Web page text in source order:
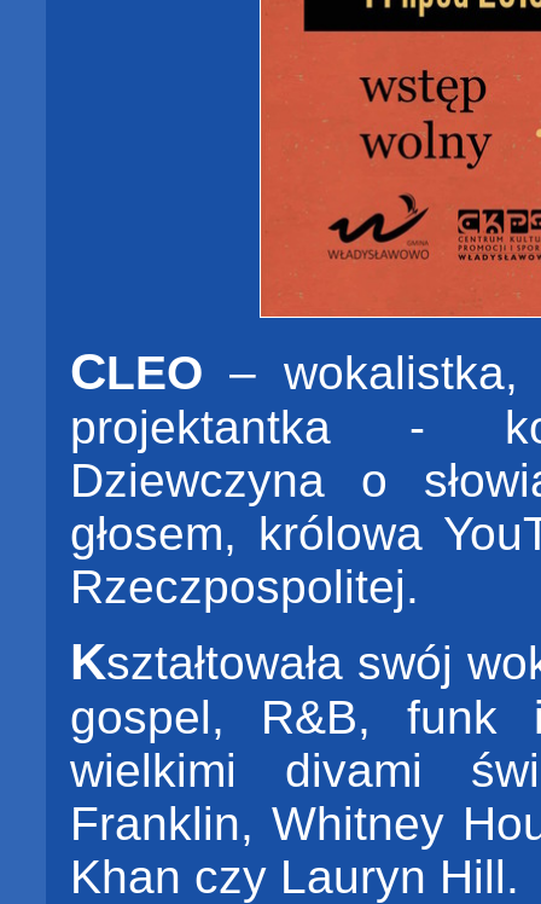
CLEO – wokalistka,
projektantka -
Dziewczyna o
głosem, królowa
Rzeczpospolitej.
Kształtowała swój
gospel, R&B, funk
wielkimi divami
Franklin, Whitney
Khan czy Lauryn Hill.